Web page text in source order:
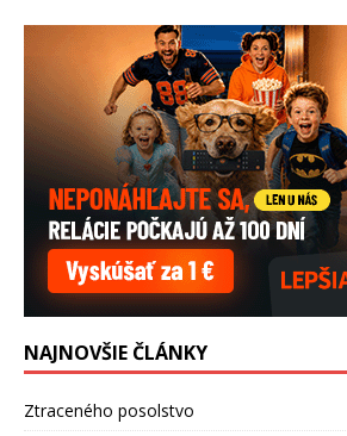
NAJNOVŠIE ČLÁNKY
Ztraceného posolstvo